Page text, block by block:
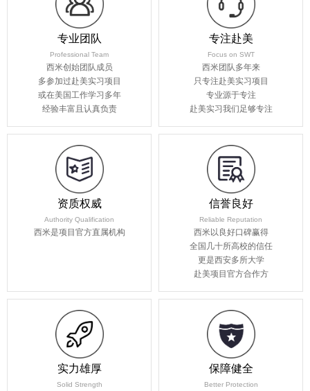
专业团队
Professional Team
西米创始团队成员
多参加过赴美实习项目
或在美国工作学习多年
经验丰富且认真负责
专注赴美
Focus on SWT
西米团队多年来
只专注赴美实习项目
专业源于专注
赴美实习我们足够专注
资质权威
Authority Qualification
西米是项目官方直属机构
信誉良好
Reliable Reputation
西米以良好口碑赢得
全国几十所高校的信任
更是西安多所大学
赴美项目官方合作方
实力雄厚
Solid Strength
保障健全
Better Protection